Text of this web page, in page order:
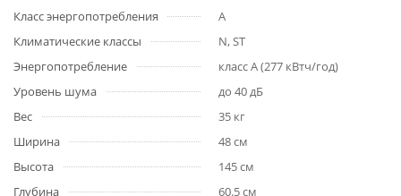
Класс энергопотребления
A
Климатические классы
N, ST
Энергопотребление
класс A (277 кВтч/год)
Уровень шума
до 40 дБ
Вес
35 кг
Ширина
48 см
Высота
145 см
Глубина
60.5 см